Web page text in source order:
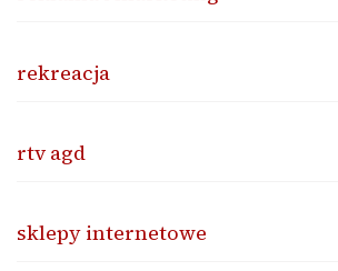
rekreacja
rtv agd
sklepy internetowe